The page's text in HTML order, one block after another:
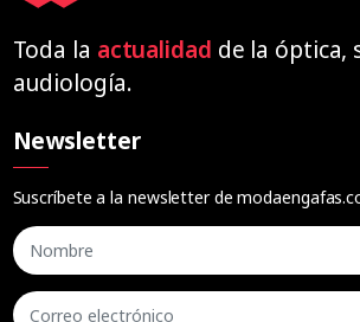
Toda la actualidad de la óptica,
audiología.
Newsletter
Suscríbete a la newsletter de